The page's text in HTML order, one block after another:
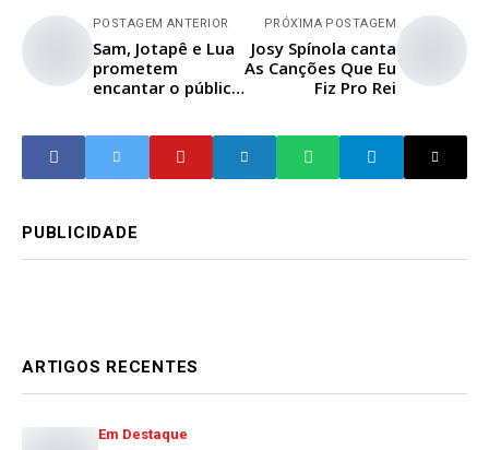
POSTAGEM ANTERIOR
Sam, Jotapê e Lua
prometem
encantar o público
Vespasiano
PRÓXIMA POSTAGEM
Josy Spínola canta
As Canções Que Eu
Fiz Pro Rei
PUBLICIDADE
ARTIGOS RECENTES
Em Destaque